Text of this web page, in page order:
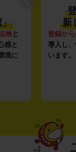
」
検と
感と
境に
新
登録か
導入し
います